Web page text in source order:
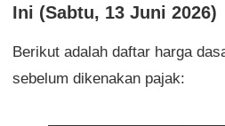
Ini (Sabtu, 13 Juni 2026)
Berikut adalah daftar harga
sebelum dikenakan pajak: